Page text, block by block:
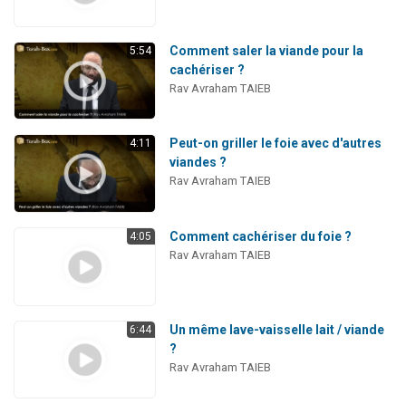
5:54
Comment saler la viande pour la
cachériser ?
Rav Avraham TAIEB
4:11
Peut-on griller le foie avec d'autres
viandes ?
Rav Avraham TAIEB
4:05 Comment cachériser du foie ?
Rav Avraham TAIEB
6:44
Un même lave-vaisselle lait / viande
?
Rav Avraham TAIEB